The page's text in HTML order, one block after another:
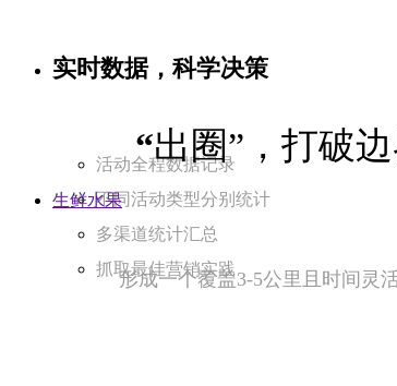
实时数据，科学决策
活动全程数据记录
不同活动类型分别统计
多渠道统计汇总
抓取最佳营销实践
生鲜水果
“出圈”，打破
形成一个覆盖3-5公里且时间灵